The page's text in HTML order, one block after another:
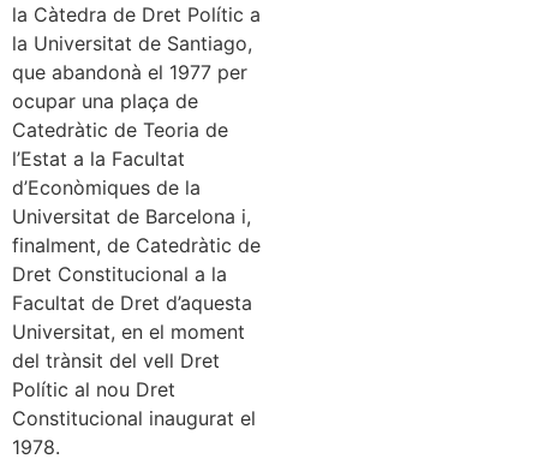
la Càtedra de Dret Polític a
la Universitat de Santiago,
que abandonà el 1977 per
ocupar una plaça de
Catedràtic de Teoria de
l’Estat a la Facultat
d’Econòmiques de la
Universitat de Barcelona i,
finalment, de Catedràtic de
Dret Constitucional a la
Facultat de Dret d’aquesta
Universitat, en el moment
del trànsit del vell Dret
Polític al nou Dret
Constitucional inaugurat el
1978.